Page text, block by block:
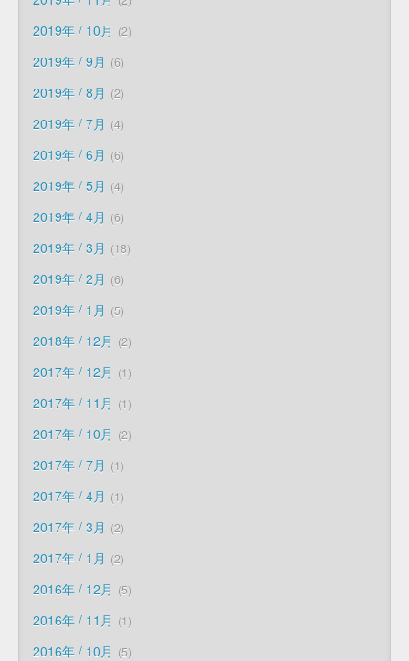
2019年 / 10月 2
2019年 / 9月 6
2019年 / 8月 2
2019年 / 7月 4
2019年 / 6月 6
2019年 / 5月 4
2019年 / 4月 6
2019年 / 3月 18
2019年 / 2月 6
2019年 / 1月 5
2018年 / 12月 2
2017年 / 12月 1
2017年 / 11月 1
2017年 / 10月 2
2017年 / 7月 1
2017年 / 4月 1
2017年 / 3月 2
2017年 / 1月 2
2016年 / 12月 5
2016年 / 11月 1
2016年 / 10月 5